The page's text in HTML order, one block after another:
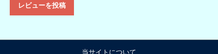
レビューを投稿
当サイトについて